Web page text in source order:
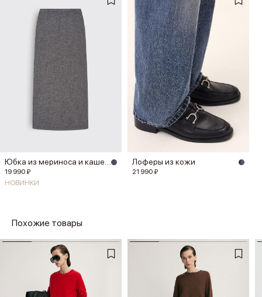
Юбка из мериноса и кашемира
19 990 ₽
НОВИНКИ
Лоферы из кожи
21 990 ₽
Похожие товары